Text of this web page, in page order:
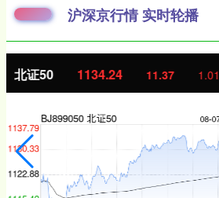
沪深京行情 实时轮播
创业板指 3563.12 47.56